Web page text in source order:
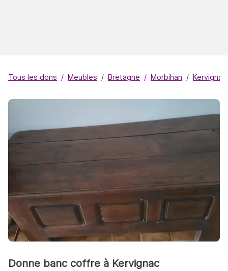
Tous les dons Meubles Bretagne Morbihan Kervignac
Donne banc coffre à Kervignac